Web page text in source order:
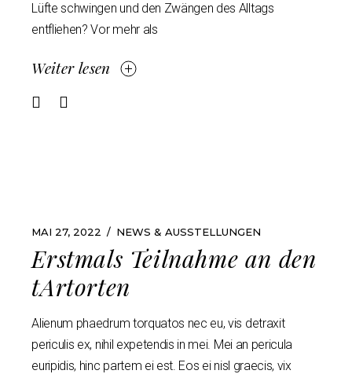
Lüfte schwingen und den Zwängen des Alltags
entfliehen? Vor mehr als
Weiter lesen
MAI 27, 2022 NEWS & AUSSTELLUNGEN
Erstmals Teilnahme an den
tArtorten
Alienum phaedrum torquatos nec eu, vis detraxit
periculis ex, nihil expetendis in mei. Mei an pericula
euripidis, hinc partem ei est. Eos ei nisl graecis, vix